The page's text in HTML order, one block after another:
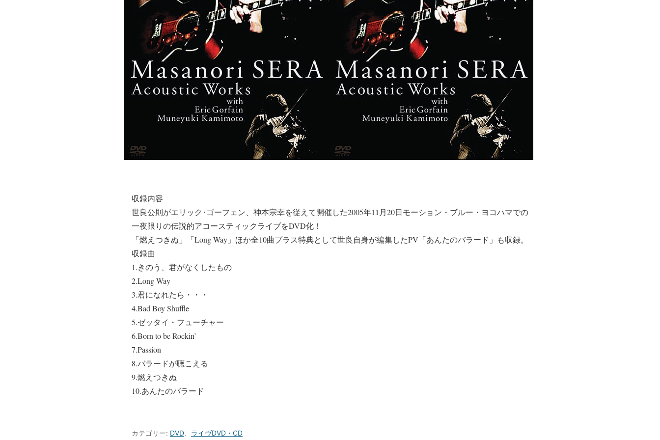
収録内容
世良公則がエリック･ゴーフェン、神本宗幸を従えて開催した2005年11月20日モーション・ブルー・ヨコハマでの
一夜限りの伝説的アコースティックライブをDVD化！
「燃えつきぬ」「Long Way」ほか全10曲プラス特典として世良自身が編集したPV「あんたのバラード」も収録。
収録曲
1.きのう、君がなくしたもの
2.Long Way
3.君になれたら・・・
4.Bad Boy Shuffle
5.ゼッタイ・フューチャー
6.Born to be Rockin’
7.Passion
8.バラードが聴こえる
9.燃えつきぬ
10.あんたのバラード
カテゴリー: DVD ライヴDVD・CD